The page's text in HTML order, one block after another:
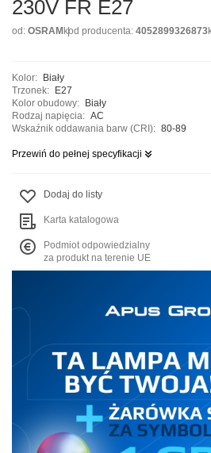
230V FR E27
od: OSRAMkod producenta: 4052899326873
Kolor: Biały
Trzonek: E27
Kolor obudowy: Biały
Rodzaj napięcia: AC
Wskaźnik oddawania barw (CRI): 80-89
Przewiń do pełnej specyfikacji
Dodaj do listy
Karta katalogowa
Podmiot odpowiedzialny
za produkt na terenie UE